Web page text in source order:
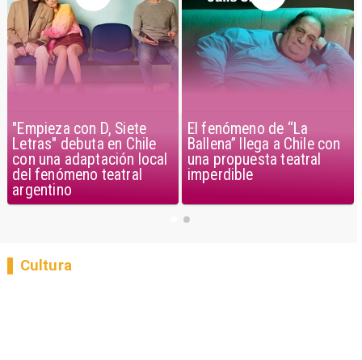
El fenómeno de “La
Ballena” llega a Chile con
una propuesta teatral
imperdible
"Empieza con D, Siete
Letras" debuta en Chile
con una adaptación local
del fenómeno teatral
Cultura